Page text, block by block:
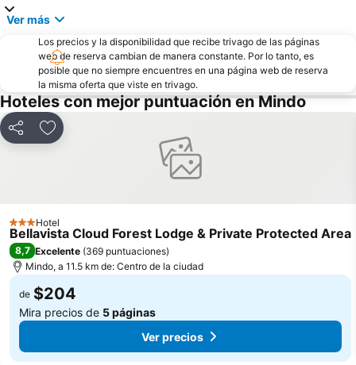
Ver más
Los precios y la disponibilidad que recibe trivago de las páginas
web de reserva cambian de manera constante. Por lo tanto, es
posible que no siempre encuentres en una página web de reserva
la misma oferta que viste en trivago.
Hoteles con mejor puntuación en Mindo
CompartirAgregar a favoritos
3 Estrellas
Hotel
Bellavista Cloud Forest Lodge & Private Protected Area
8,7 Excelente (369 puntuaciones)
Mindo, a 11.5 km de: Centro de la ciudad
de $204
Mira precios de 5 páginas
Ver precios